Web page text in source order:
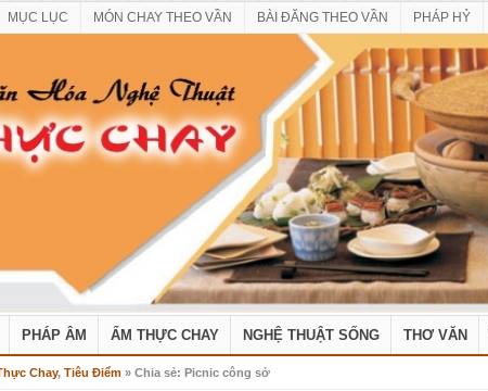
MỤC LỤC MÓN CHAY THEO VẦN BÀI ĐĂNG THEO VẦN PHÁP HỶ
PHÁP ÂM ẨM THỰC CHAY NGHỆ THUẬT SỐNG THƠ VĂN
Chay, Tiêu Điểm» Chia sẻ: Picnic công sở